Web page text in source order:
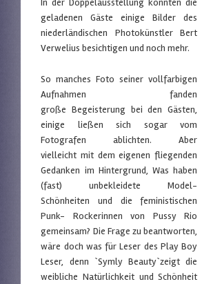
In der Doppelausstellung konnten die
geladenen Gäste einige Bilder des
niederländischen Photokünstler Bert
Verwelius besichtigen und noch mehr.
So manches Foto seiner vollfarbigen
Aufnahmen fanden
große Begeisterung bei den Gästen,
einige ließen sich sogar vom
Fotografen ablichten. Aber
vielleicht mit dem eigenen fliegenden
Gedanken im Hintergrund, Was haben
(fast) unbekleidete Model-
Schönheiten und die feministischen
Punk- Rockerinnen von Pussy Rio
gemeinsam? Die Frage zu beantworten,
wäre doch was für Leser des Play Boy
Leser, denn `Symly Beauty`zeigt die
weibliche Natürlichkeit und Schönheit